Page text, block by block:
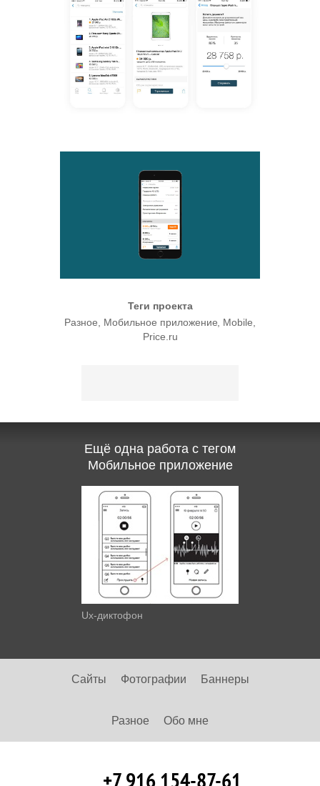
Теги проекта
Разное
Мобильное приложение Mobile
Price.ru
Ещё одна работа с тегом
Мобильное приложение
Ux-диктофон
Сайты Фотографии Баннеры
Разное Обо мне
+7 916 154-87-61